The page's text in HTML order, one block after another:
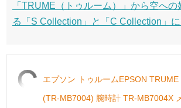
「TRUME（トゥルーム）」から空へ
る「S Collection」と「C Collection」
エプソン トゥルームEPSON
(TR-MB7004) 腕時計 TR-MB7004X